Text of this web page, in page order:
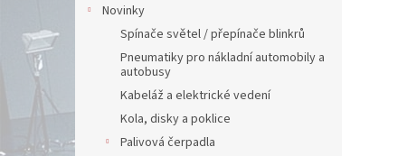
Novinky
Spínače světel / přepínače blinkrů
Pneumatiky pro nákladní automobily a
autobusy
Kabeláž a elektrické vedení
Kola, disky a poklice
Palivová čerpadla